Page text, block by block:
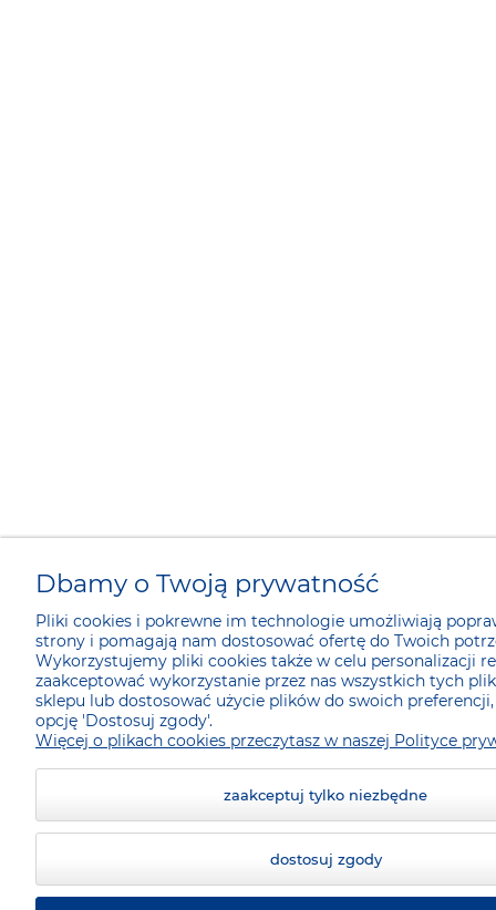
Dbamy o Twoją prywatność
Pliki cookies i pokrewne im technologie umożliwiają
strony i pomagają nam dostosować ofertę do Twoich
Wykorzystujemy pliki cookies także w celu personalizacji
zaakceptować wykorzystanie przez nas wszystkich tych
sklepu lub dostosować użycie plików do swoich
opcję 'Dostosuj zgody'.
Więcej o plikach cookies przeczytasz w naszej Polityce
zaakceptuj tylko niezbędne
dostosuj zgody